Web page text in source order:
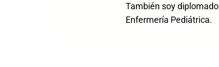
También soy
Enfermería Pediátrica.